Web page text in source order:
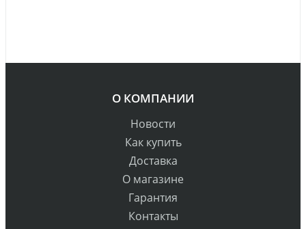
О КОМПАНИИ
Новости
Как купить
Доставка
О магазине
Гарантия
Контакты